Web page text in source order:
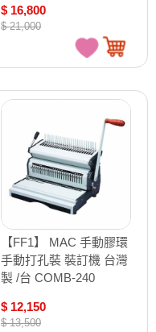
$ 16,800
$ 21,000
【FF1】 MAC 手動膠環
手動打孔裝 裝訂機 台灣
製 /台 COMB-240
$ 12,150
$ 13,500